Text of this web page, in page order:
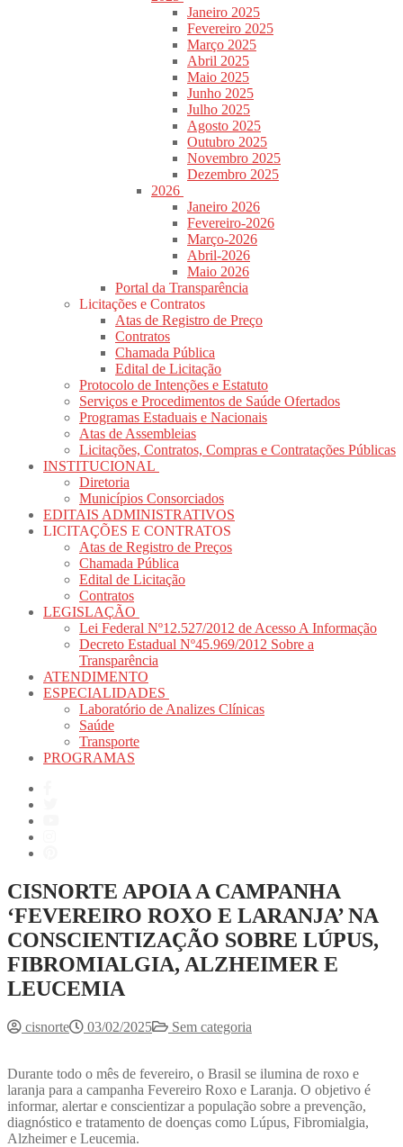
Janeiro 2025
Fevereiro 2025
Março 2025
Abril 2025
Maio 2025
Junho 2025
Julho 2025
Agosto 2025
Outubro 2025
Novembro 2025
Dezembro 2025
2026
Janeiro 2026
Fevereiro-2026
Março-2026
Abril-2026
Maio 2026
Portal da Transparência
Licitações e Contratos
Atas de Registro de Preço
Contratos
Chamada Pública
Edital de Licitação
Protocolo de Intenções e Estatuto
Serviços e Procedimentos de Saúde Ofertados
Programas Estaduais e Nacionais
Atas de Assembleias
Licitações, Contratos, Compras e Contratações Públicas
INSTITUCIONAL
Diretoria
Municípios Consorciados
EDITAIS ADMINISTRATIVOS
LICITAÇÕES E CONTRATOS
Atas de Registro de Preços
Chamada Pública
Edital de Licitação
Contratos
LEGISLAÇÃO
Lei Federal Nº12.527/2012 de Acesso A Informação
Decreto Estadual Nº45.969/2012 Sobre a
Transparência
ATENDIMENTO
ESPECIALIDADES
Laboratório de Analizes Clínicas
Saúde
Transporte
PROGRAMAS
CISNORTE APOIA A CAMPANHA
‘FEVEREIRO ROXO E LARANJA’ NA
CONSCIENTIZAÇÃO SOBRE LÚPUS,
FIBROMIALGIA, ALZHEIMER E
LEUCEMIA
cisnorte 03/02/2025 Sem categoria
Durante todo o mês de fevereiro, o Brasil se ilumina de roxo e
laranja para a campanha Fevereiro Roxo e Laranja. O objetivo é
informar, alertar e conscientizar a população sobre a prevenção,
diagnóstico e tratamento de doenças como Lúpus, Fibromialgia,
Alzheimer e Leucemia.